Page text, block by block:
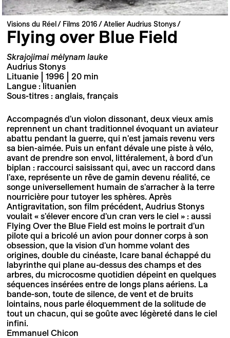
Visions du Réel Films 2016 Atelier Audrius Stonys
Flying over Blue Field
Skrajojimai mėlynam lauke
Audrius Stonys
Lituanie | 1996 | 20 min
Langue : lituanien
Sous-titres : anglais, français
Accompagnés d'un violon dissonant, deux vieux amis
reprennent un chant traditionnel évoquant un aviateur
abattu pendant la guerre, qui n'est jamais revenu vers
sa bien-aimée. Puis un enfant dévale une piste à vélo,
avant de prendre son envol, littéralement, à bord d'un
biplan : raccourci saisissant qui, avec un raccord dans
l'axe, représente un rêve de gamin devenu réalité, ce
songe universellement humain de s'arracher à la terre
nourricière pour tutoyer les sphères. Après
Antigravitation, son film précédent, Audrius Stonys
voulait « s'élever encore d'un cran vers le ciel » : aussi
Flying Over the Blue Field est moins le portrait d'un
pilote qui a bricolé un avion pour donner corps à son
obsession, que la vision d'un homme volant des
origines, double du cinéaste, Icare banal échappé du
labyrinthe qui plane au-dessus des champs et des
arbres, du microcosme quotidien dépeint en quelques
séquences insérées entre de longs plans aériens. La
bande-son, toute de silence, de vent et de bruits
lointains, nous parle éloquemment de la solitude de
tout un chacun, qui se goûte avec légèreté dans le ciel
infini.
Emmanuel Chicon